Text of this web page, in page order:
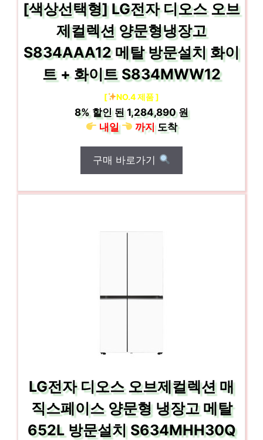
[색상선택형] LG전자 디오스 오브
제컬렉션 양문형냉장고
S834AAA12 메탈 방문설치 화이
트 + 화이트 S834MWW12
[ NO.4 제품 ]
8% 할인 된1,284,890 원
내일
까지도착
구매 바로가기
LG전자 디오스 오브제컬렉션 매
직스페이스 양문형 냉장고 메탈
652L 방문설치 S634MHH30Q